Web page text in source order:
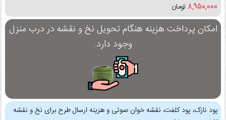
8,950,000 تومان
امکان پرداخت هزینه هنگام تحویل نخ و نقشه در درب منزل
وجود دارد.
پود نازک، پود کلفت، نقشه خوان صوتی و هزینه ارسال طرح برای نخ و نقشه